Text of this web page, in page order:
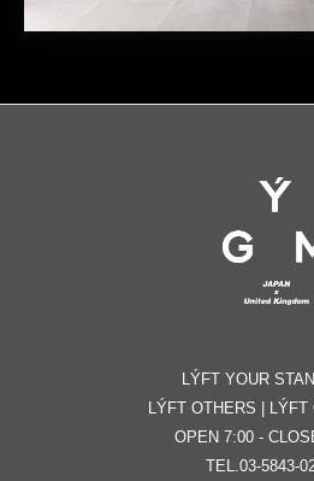
LÝFT YOUR
LÝFT OTHERS | LÝFT
OPEN 7:00 -
TEL.03-5843-